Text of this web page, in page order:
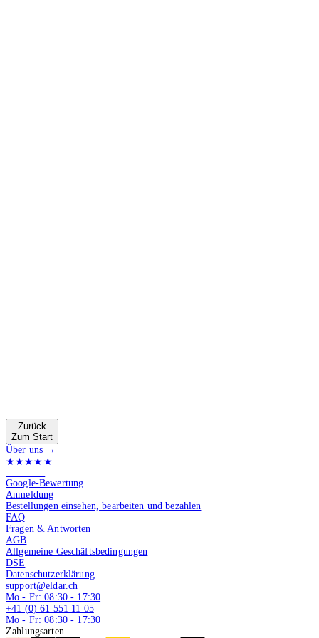
Zurück
Zum Start
Über uns →
★★★★★
Google-Bewertung
Anmeldung
Bestellungen einsehen, bearbeiten und bezahlen
FAQ
Fragen & Antworten
AGB
Allgemeine Geschäftsbedingungen
DSE
Datenschutzerklärung
support@eldar.ch
Mo - Fr: 08:30 - 17:30
+41 (0) 61 551 11 05
Mo - Fr: 08:30 - 17:30
Zahlungsarten